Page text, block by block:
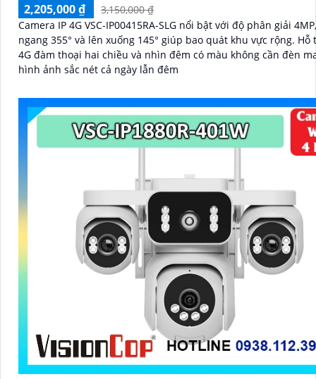
2,205,000 ₫
3,150,000 ₫
Camera IP 4G VSC-IP00415RA-SLG nổi bật với độ phân giải
ngang 355° và lên xuống 145° giúp bao quát khu vực rộng. Hỗ trợ sim
4G đàm thoại hai chiều và nhìn đêm có màu không cần đèn
hình ảnh sắc nét cả ngày lẫn đêm